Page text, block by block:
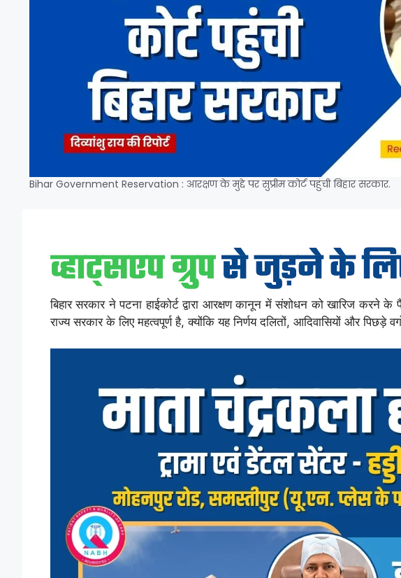
Bihar Government Reservation : आरक्षण के मुद्दे पर सुप्रीम कोर्ट पहुंची बिहार सरकार.
बिहार सरकार ने पटना हाईकोर्ट द्वारा आरक्षण कानून में संशोधन को खारिज करने
राज्य सरकार के लिए महत्वपूर्ण है, क्योंकि यह निर्णय दलितों, आदिवासियों और पिछड़े